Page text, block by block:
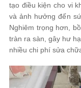
tạo điều kiện cho vi
và ảnh hưởng đến
Nghiêm trọng hơn,
tràn ra sàn, gây hư
nhiều chi phí sửa